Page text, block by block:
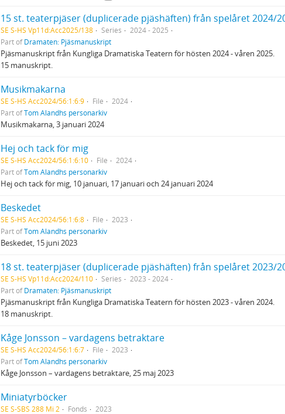
15 st. teaterpjäser (duplicerade pjäshäften) från spelåret 2024/
SE S-HS Vp11d:Acc2025/138 Series
2024 - 2025
Part ofDramaten: Pjäsmanuskript
Pjäsmanuskript från Kungliga Dramatiska Teatern för hösten 2024 - våren 2025.
15 manuskript.
Musikmakarna
SE S-HS Acc2024/56:1:6:9 File
2024
Part ofTom Alandhs personarkiv
Musikmakarna, 3 januari 2024
Hej och tack för mig
SE S-HS Acc2024/56:1:6:10 File
2024
Part ofTom Alandhs personarkiv
Hej och tack för mig, 10 januari, 17 januari och 24 januari 2024
Beskedet
SE S-HS Acc2024/56:1:6:8 File
2023
Part ofTom Alandhs personarkiv
Beskedet, 15 juni 2023
18 st. teaterpjäser (duplicerade pjäshäften) från spelåret 2023/
SE S-HS Vp11d:Acc2024/110 Series
2023 - 2024
Part ofDramaten: Pjäsmanuskript
Pjäsmanuskript från Kungliga Dramatiska Teatern för hösten 2023 - våren 2024.
18 manuskript.
Kåge Jonsson – vardagens betraktare
SE S-HS Acc2024/56:1:6:7 File
2023
Part ofTom Alandhs personarkiv
Kåge Jonsson – vardagens betraktare, 25 maj 2023
Miniatyrböcker
SE S-SBS 288 Mi 2 Fonds 2023